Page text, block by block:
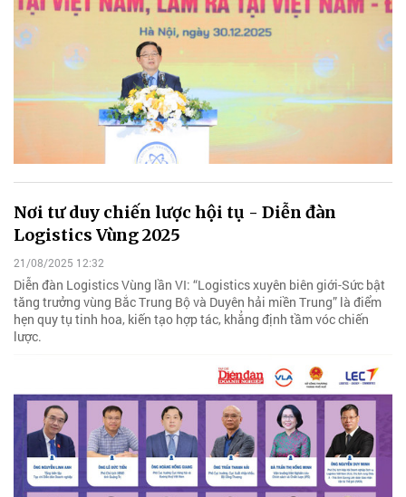
Nơi tư duy chiến lược hội tụ - Diễn đàn
Logistics Vùng 2025
21/08/2025 12:32
Diễn đàn Logistics Vùng lần VI: “Logistics xuyên biên giới-Sức bật
tăng trưởng vùng Bắc Trung Bộ và Duyên hải miền Trung” là điểm
hẹn quy tụ tinh hoa, kiến tạo hợp tác, khẳng định tầm vóc chiến
lược.